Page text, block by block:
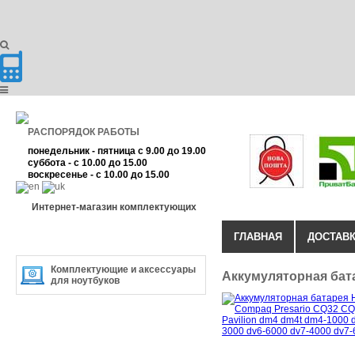
РАСПОРЯДОК РАБОТЫ
понедельник - пятница с 9.00 до 19.00
суббота - с 10.00 до 15.00
воскресенье - с 10.00 до 15.00
Интернет-магазин комплектующих
Комплектующие и аксессуары
для ноутбуков
ГЛАВНАЯ
Аккумуляторная